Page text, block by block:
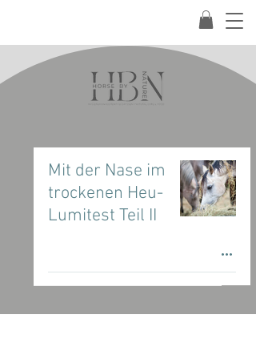
Mit der Nase im
trockenen Heu-
Lumitest Teil II